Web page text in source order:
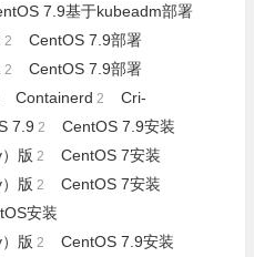
7.9基于kubeadm部署
2
CentOS 7.9部署
2
CentOS 7.9部署
Containerd 2
Cri-
7.9 2
CentOS 7.9安装
版 2
CentOS 7安装
版 2
CentOS 7安装
安装
版 2
CentOS 7.9安装